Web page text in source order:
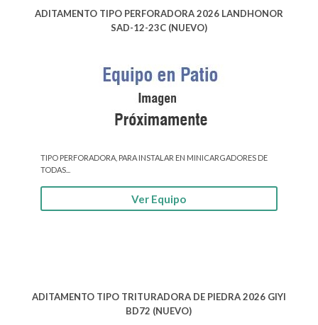
ADITAMENTO TIPO PERFORADORA 2026 LANDHONOR
SAD-12-23C (NUEVO)
TIPO PERFORADORA, PARA INSTALAR EN MINICARGADORES DE
TODAS...
Ver Equipo
ADITAMENTO TIPO TRITURADORA DE PIEDRA 2026 GIYI
BD72 (NUEVO)